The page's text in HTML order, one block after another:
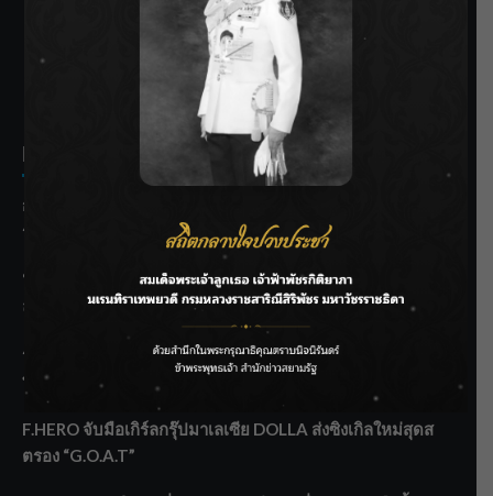
SIAMRATH VARIETY
THE BEST ENTERTAINMENT
Recent Posts
กรมชลฯ รับฟังประชาชน ติดตามแก้ปัญหาโครงการประตู
ระบายน้ำศรีสองรักฯ
‘แมน การิน’ แชร์ความเชื่อชวนคิด! “อยากกินอะไรหลังจาก
ลาโลกนี้ ให้ใส่บาตรสิ่งนั้นไว้ตอนยังมีชีวิต”
ราชเลขานุการในพระองค์ฯ ติดตามโครงการหุบกะพง–ห้วย
ทรายใต้ เสริมความมั่นคงน้ำเพชรบุรี
F.HERO จับมือเกิร์ลกรุ๊ปมาเลเซีย DOLLA ส่งซิงเกิลใหม่สุดส
ตรอง “G.O.A.T”